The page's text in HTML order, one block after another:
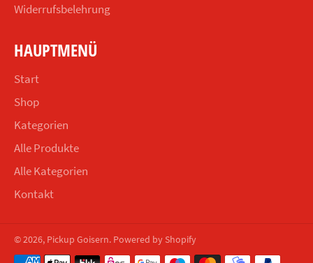
Widerrufsbelehrung
HAUPTMENÜ
Start
Shop
Kategorien
Alle Produkte
Alle Kategorien
Kontakt
© 2026, Pickup Goisern. Powered by Shopify
Zahlungsmethoden